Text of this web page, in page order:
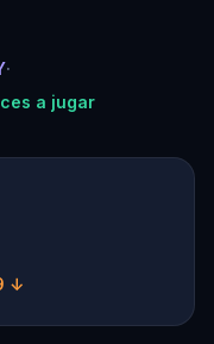
·
a jugar
↓